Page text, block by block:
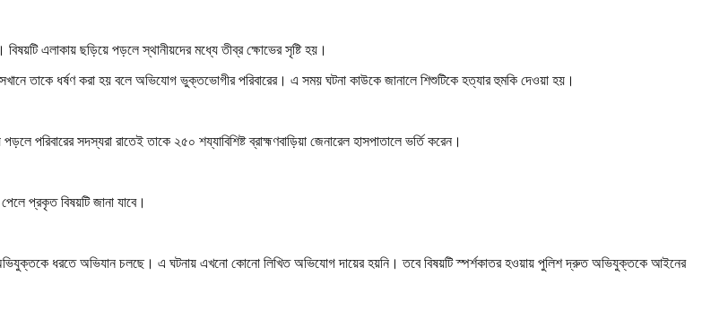
এলাকায় ছড়িয়ে পড়লে স্থানীয়দের মধ্যে তীব্র ক্ষোভের সৃষ্টি হয়।
তাকে ধর্ষণ করা হয় বলে অভিযোগ ভুক্তভোগীর পরিবারের। এ সময় ঘটনা কাউকে জানালে শিশুটিকে হত্যার হুমকি দেওয়া হয়।
সদস্যরা রাতেই তাকে ২৫০ শয্যাবিশিষ্ট ব্রাহ্মণবাড়িয়া জেনারেল হাসপাতালে ভর্তি করেন।
প্রকৃত বিষয়টি জানা যাবে।
ধরতে অভিযান চলছে। এ ঘটনায় এখনো কোনো লিখিত অভিযোগ দায়ের হয়নি। তবে বিষয়টি স্পর্শকাতর হওয়ায় পুলিশ দ্রুত অভিযুক্তকে আইনের